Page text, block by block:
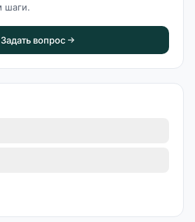
шаги.
Задать вопрос